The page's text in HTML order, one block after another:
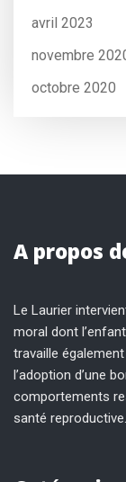
avril 2023
novembre
octobre 2020
A propos
Le Laurier
moral dont
travaille
l’adoption d’une
comportements
santé reproductive.